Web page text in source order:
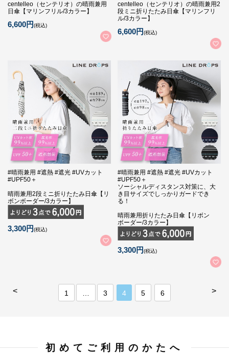
centelleo（センテリオ）の晴雨兼用
日傘【マリンフリル/3カラー】
6,600円(税込)
centelleo（センテリオ）の晴雨兼用2
段ミニ折りたたみ日傘【マリンフリ
ル/3カラー】
6,600円(税込)
#晴雨兼用 #遮熱 #遮光 #UVカット
#UPF50＋
晴雨兼用2段ミニ折りたたみ日傘【リ
ボンボーダー/3カラー】
3,300円(税込)
#晴雨兼用 #遮熱 #遮光 #UVカット
#UPF50＋
ソーシャルディスタンス対策に、大
き目サイズでしっかりガードでき
る！
晴雨兼用折りたたみ日傘【リボン
ボーダー/3カラー】
3,300円(税込)
< >
1 3 4 5 6
初めてご利用のかたへ